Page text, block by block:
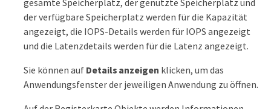
gesamte Speicherplatz, der genutzte Speicherplatz und
der verfügbare Speicherplatz werden für die Kapazität
angezeigt, die IOPS-Details werden für IOPS angezeigt
und die Latenzdetails werden für die Latenz angezeigt.
Sie können auf Details anzeigen klicken, um das
Anwendungsfenster der jeweiligen Anwendung zu öffnen.